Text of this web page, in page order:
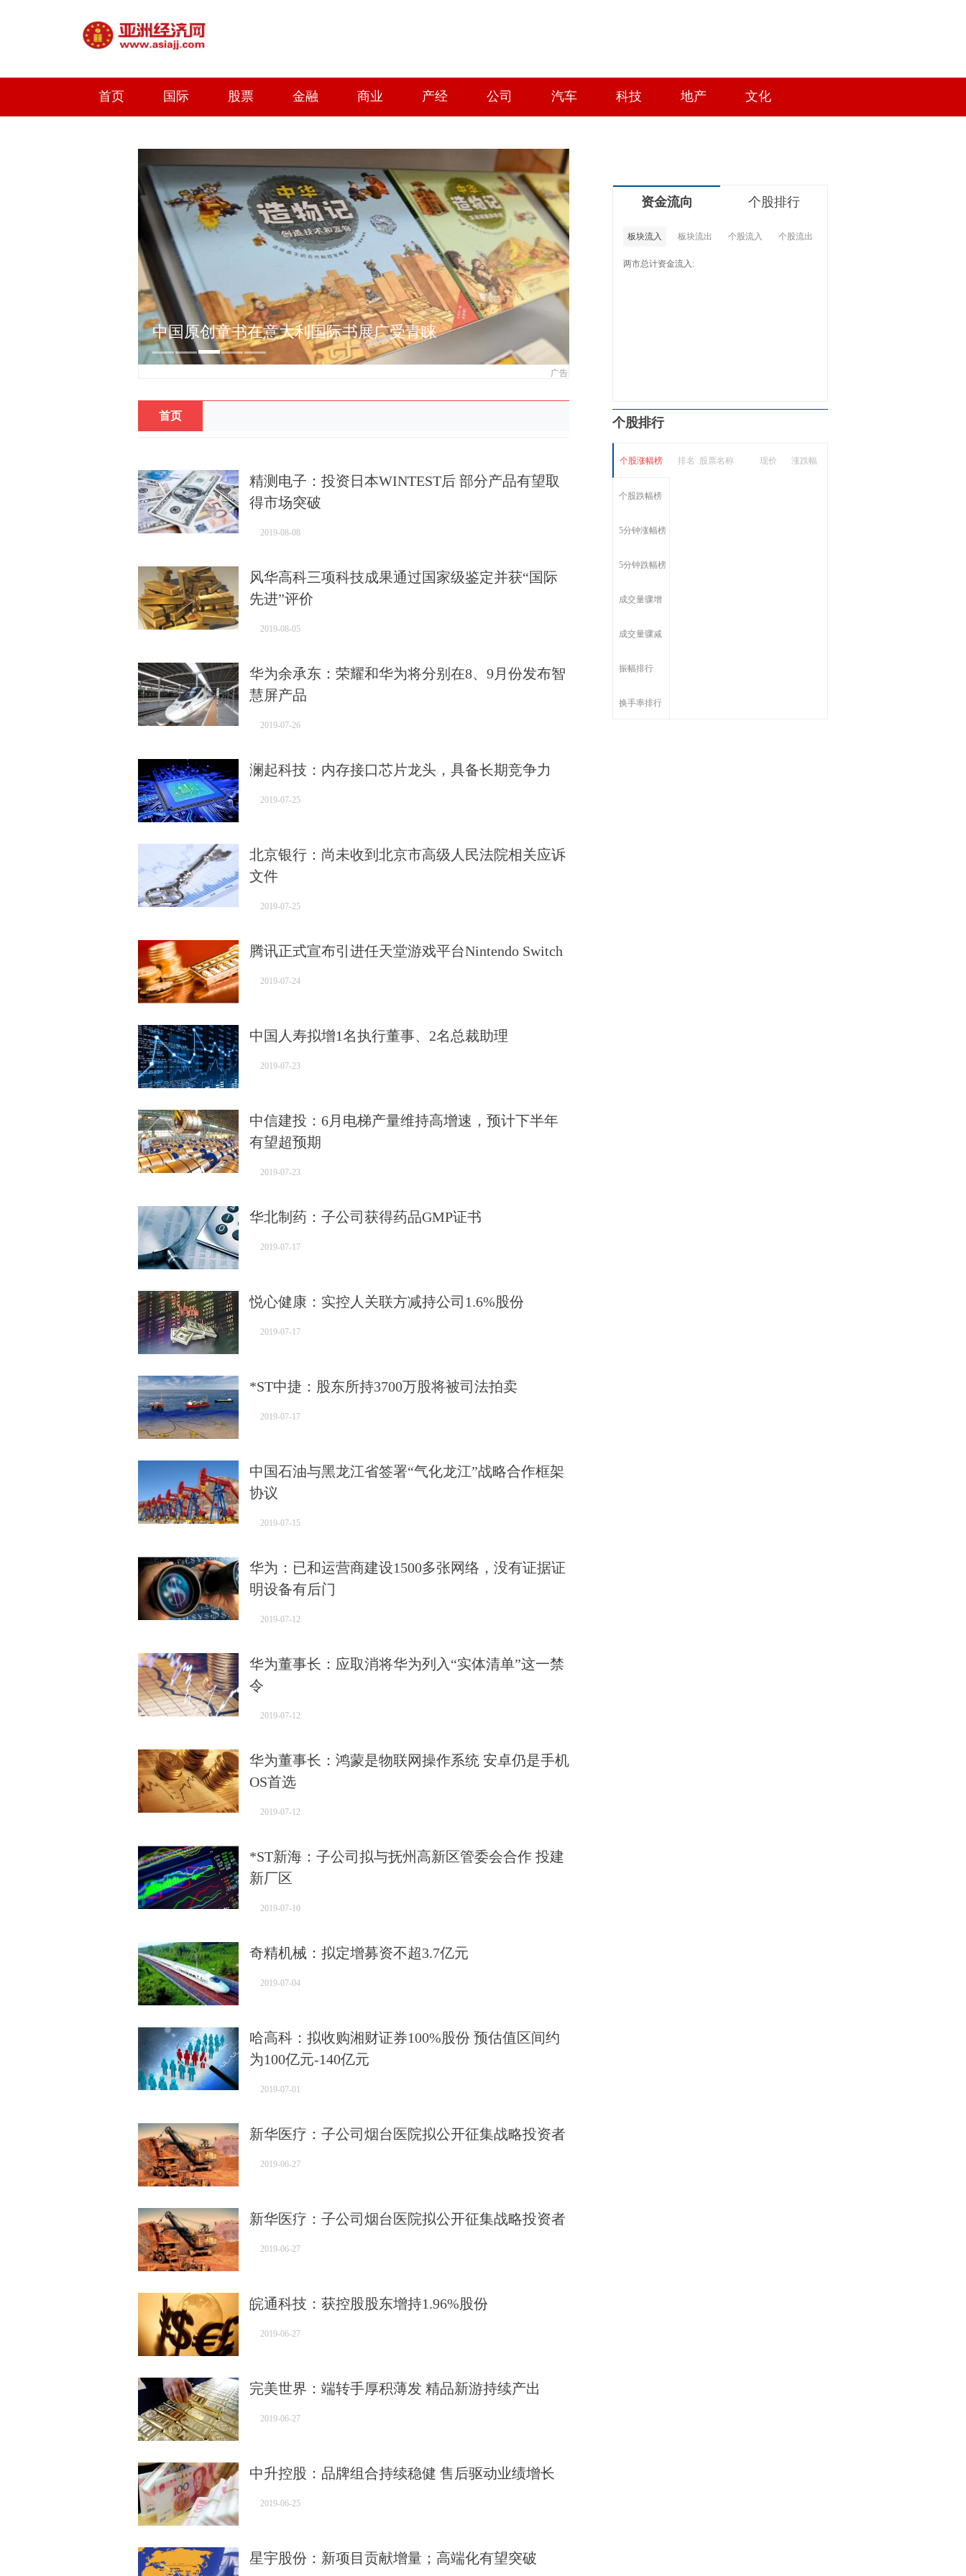
首页 国际 股票 金融 商业 产经 公司 汽车 科技 地产 文化
中国原创童书在意大利国际书展广受青睐
场嘉年华
广告
首页
精测电子：投资日本WINTEST后 部分产品有望取
得市场突破
2019-08-08
风华高科三项科技成果通过国家级鉴定并获“国际
先进”评价
2019-08-05
华为余承东：荣耀和华为将分别在8、9月份发布智
慧屏产品
2019-07-26
澜起科技：内存接口芯片龙头，具备长期竞争力
2019-07-25
北京银行：尚未收到北京市高级人民法院相关应诉
文件
2019-07-25
腾讯正式宣布引进任天堂游戏平台Nintendo Switch
2019-07-24
中国人寿拟增1名执行董事、2名总裁助理
2019-07-23
中信建投：6月电梯产量维持高增速，预计下半年
有望超预期
2019-07-23
华北制药：子公司获得药品GMP证书
2019-07-17
悦心健康：实控人关联方减持公司1.6%股份
2019-07-17
*ST中捷：股东所持3700万股将被司法拍卖
2019-07-17
中国石油与黑龙江省签署“气化龙江”战略合作框架
协议
2019-07-15
华为：已和运营商建设1500多张网络，没有证据证
明设备有后门
2019-07-12
华为董事长：应取消将华为列入“实体清单”这一禁
令
2019-07-12
华为董事长：鸿蒙是物联网操作系统 安卓仍是手机
OS首选
2019-07-12
*ST新海：子公司拟与抚州高新区管委会合作 投建
新厂区
2019-07-10
奇精机械：拟定增募资不超3.7亿元
2019-07-04
哈高科：拟收购湘财证券100%股份 预估值区间约
为100亿元-140亿元
2019-07-01
新华医疗：子公司烟台医院拟公开征集战略投资者
2019-06-27
新华医疗：子公司烟台医院拟公开征集战略投资者
2019-06-27
皖通科技：获控股股东增持1.96%股份
2019-06-27
完美世界：端转手厚积薄发 精品新游持续产出
2019-06-27
中升控股：品牌组合持续稳健 售后驱动业绩增长
2019-06-25
星宇股份：新项目贡献增量；高端化有望突破
资金流向 个股排行
板块流入 板块流出 个股流入 个股流出
两市总计资金流入:
个股排行
个股涨幅榜
个股跌幅榜
5分钟涨幅榜
5分钟跌幅榜
成交量骤增
成交量骤减
振幅排行
换手率排行
排名 股票名称 现价 涨跌幅